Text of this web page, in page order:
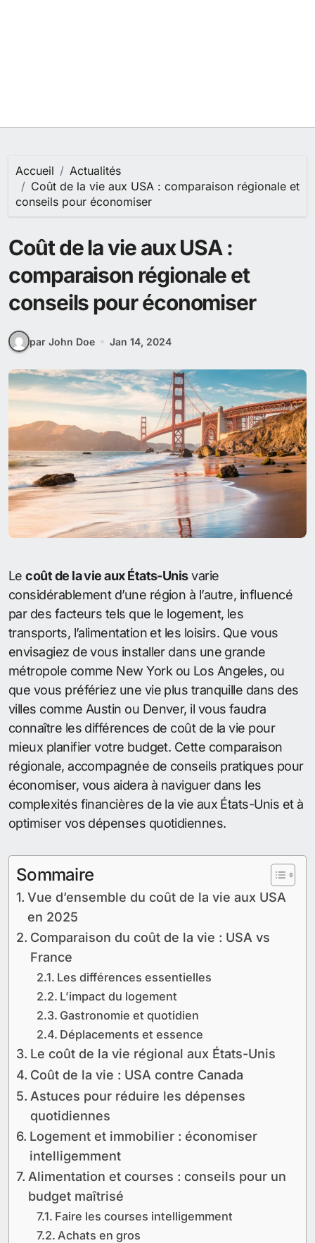
Accueil
Actualités
Coût de la vie aux USA : comparaison régionale et
conseils pour économiser
Coût de la vie aux USA :
comparaison régionale et
conseils pour économiser
par John Doe Jan 14, 2024
Lecoût de la vie aux États-Unisvarie
considérablement d’une région à l’autre, influencé
par des facteurs tels que le logement, les
transports, l’alimentation et les loisirs. Que vous
envisagiez de vous installer dans une grande
métropole comme New York ou Los Angeles, ou
que vous préfériez une vie plus tranquille dans des
villes comme Austin ou Denver, il vous faudra
connaître les différences de coût de la vie pour
mieux planifier votre budget. Cette comparaison
régionale, accompagnée de conseils pratiques pour
économiser, vous aidera à naviguer dans les
complexités financières de la vie aux États-Unis et à
optimiser vos dépenses quotidiennes.
Sommaire
Vue d’ensemble du coût de la vie aux USA
en 2025
Comparaison du coût de la vie : USA vs
France
Les différences essentielles
L’impact du logement
Gastronomie et quotidien
Déplacements et essence
Le coût de la vie régional aux États-Unis
Coût de la vie : USA contre Canada
Astuces pour réduire les dépenses
quotidiennes
Logement et immobilier : économiser
intelligemment
Alimentation et courses : conseils pour un
budget maîtrisé
Faire les courses intelligemment
Achats en gros